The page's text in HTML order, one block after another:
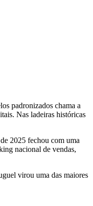
padronizados chama a
Nas ladeiras históricas
2025 fechou com uma
nacional de vendas,
virou uma das maiores